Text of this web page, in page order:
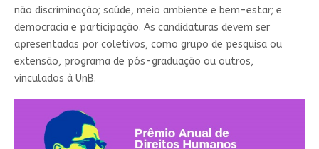
não discriminação; saúde, meio ambiente e bem-estar; e
democracia e participação. As candidaturas devem ser
apresentadas por coletivos, como grupo de pesquisa ou
extensão, programa de pós-graduação ou outros,
vinculados à UnB.